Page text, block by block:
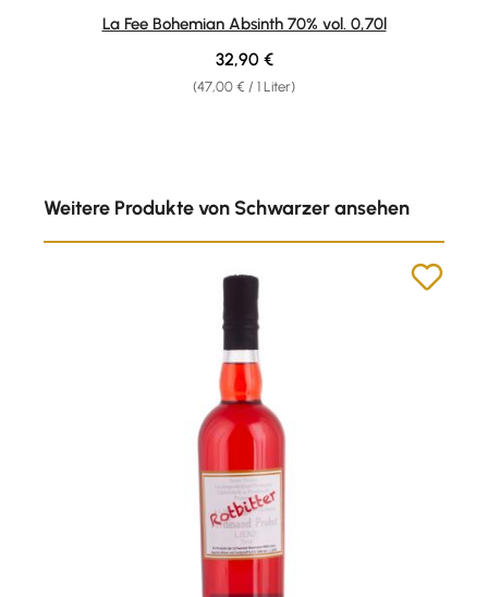
Durchschnittliche Bewertung von 4.5 von 5 Sternen
La Fee Bohemian Absinth 70% vol. 0,70l
(47,00 € / 1 Liter)
Regulärer Preis:
32,90 €
Weitere Produkte von Schwarzer ansehen